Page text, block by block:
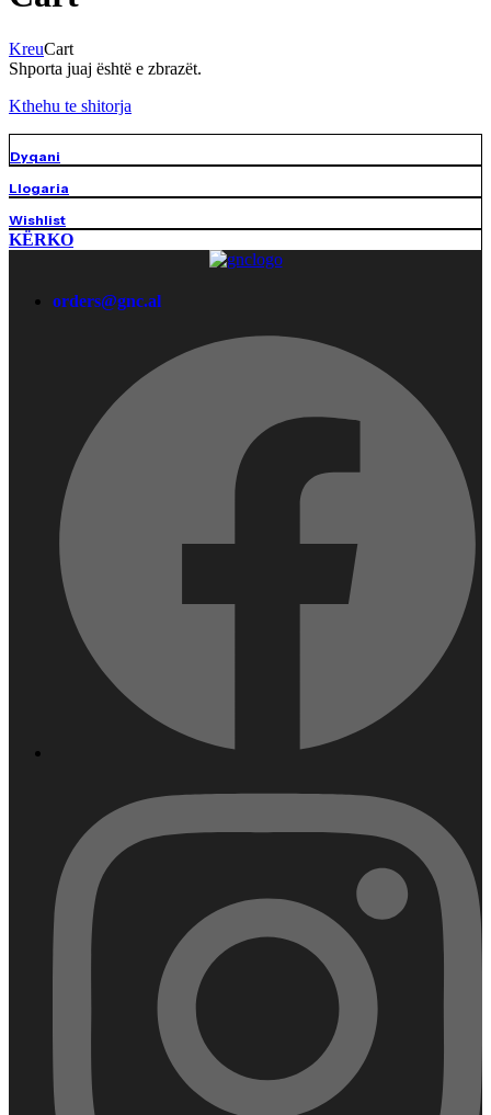
KreuCart
Shporta juaj është e zbrazët.
Kthehu te shitorja
Dyqani
Llogaria
Wishlist
KËRKO
orders@gnc.al